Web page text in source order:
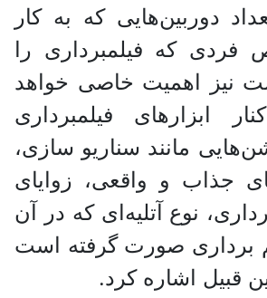
دوربین‌هایی که به کار
فردی که فیلمبرداری را
نیز اهمیت خاصی خواهد
ابزار‌های فیلمبرداری
مانند سناریو سازی،
جذاب و واقعی، زوایای
نوع آتلیه‌ای که در آن
برداری صورت گرفته است
قبیل اشاره کرد.